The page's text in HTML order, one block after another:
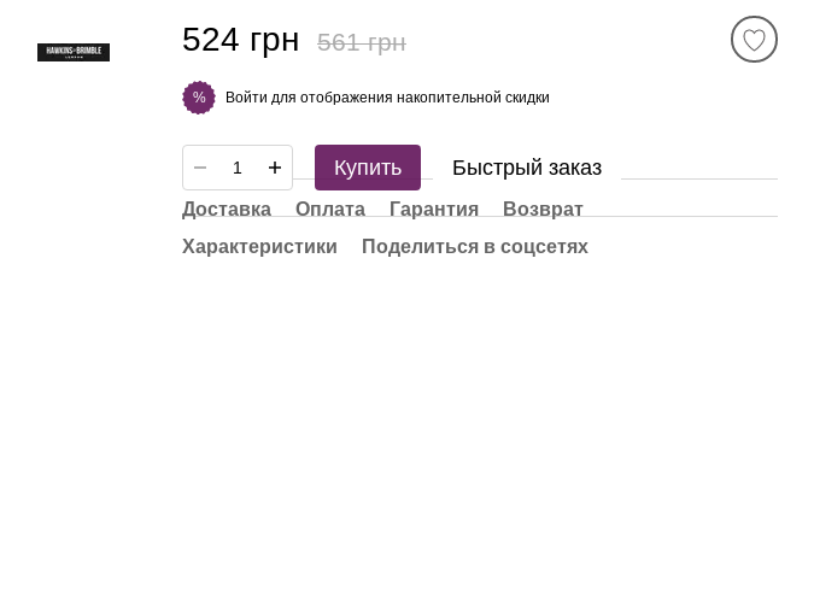
524 грн 561 грн
% Войти для отображения накопительной скидки
Купить Быстрый заказ
Доставка Оплата Гарантия
Возврат
Характеристики
Поделиться в соцсетях